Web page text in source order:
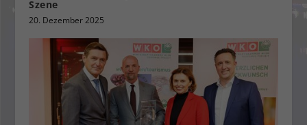
Szene
20. Dezember 2025